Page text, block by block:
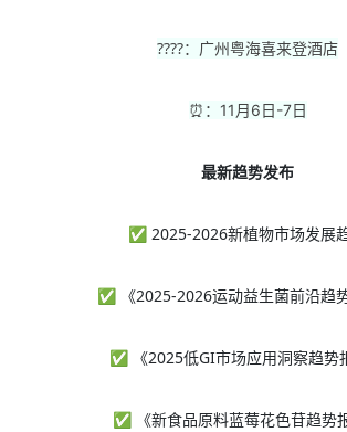
????：广州粤海喜来登酒店
⏰：11月6日-7日
最新趋势发布
✅ 2025-2026新植物市场发展
✅ 《2025-2026运动益生菌前沿趋
✅ 《2025低GI市场应用洞察趋势
✅ 《新食品原料蓝莓花色苷趋势